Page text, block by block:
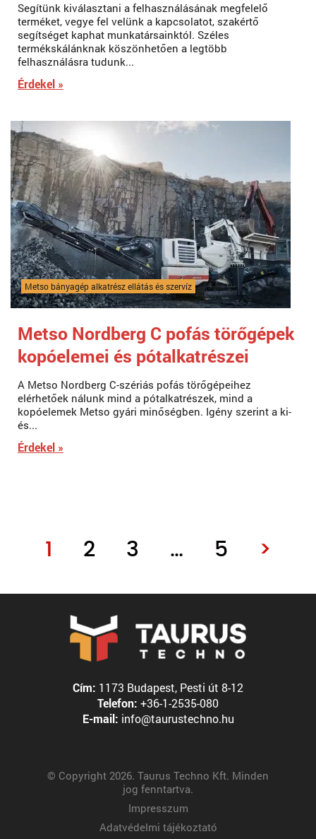
Segítünk kiválasztani a felhasználásának megfelelő
terméket, vegye fel velünk a kapcsolatot, szakértő
segítséget kaphat munkatársainktól. Széles
termékskálánknak köszönhetően a legtöbb
felhasználásra tudunk...
Érdekel »
Metso bányagép alkatrész ellátás és szervíz
Metso Nordberg C pofás törőgépek
kopóelemei és pótalkatrészei
A Metso Nordberg C-szériás pofás törőgépeihez
elérhetőek nálunk mind a pótalkatrészek, mind a
kopóelemek Metso gyári minőségben. Igény szerint a ki-
és...
Érdekel »
1 2 3 … 5 >
Cím: 1173 Budapest, Pesti út 8-12
Telefon: +36-1-2535-080
E-mail: info@taurustechno.hu
© Copyright 2026. Taurus Techno Kft. Minden
jog fenntartva.
Impresszum
Adatvédelmi tájékoztató